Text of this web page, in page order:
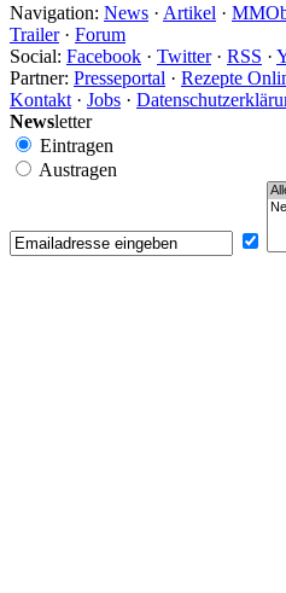
Navigation: News · Artikel ·
Trailer· Forum
Social: Facebook · Twitter· RSS ·
Partner: Presseportal · Rezepte
Kontakt · Jobs ·
Newsletter
Eintragen
Austragen